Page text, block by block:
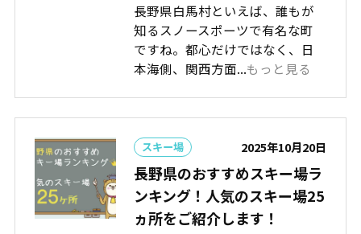
長野県白馬村といえば、誰もが
知るスノースポーツで有名な町
ですね。都心だけではなく、日
本海側、関西方面...もっと見る
スキー場 2025年10月20日
長野県のおすすめスキー場ラ
ンキング！人気のスキー場25
ヵ所をご紹介します！